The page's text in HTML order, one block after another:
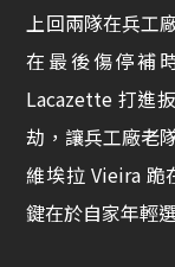
上回兩隊在兵工
在最後傷停補
Lacazette 打進
劫，讓兵工廠老
維埃拉 Vieira
鍵在於自家年輕